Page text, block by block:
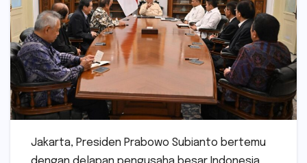
Jakarta, Presiden Prabowo Subianto bertemu